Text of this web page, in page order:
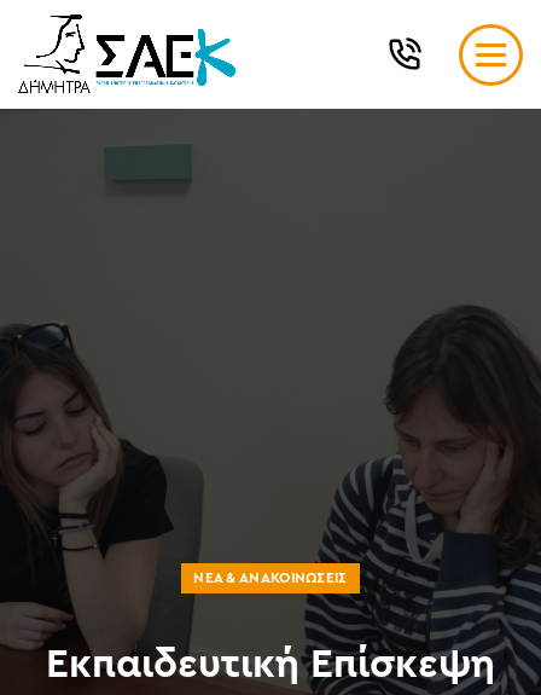
ΝΈΑ & ΑΝΑΚΟΙΝΏΣΕΙΣ
Εκπαιδευτική Επίσκεψη